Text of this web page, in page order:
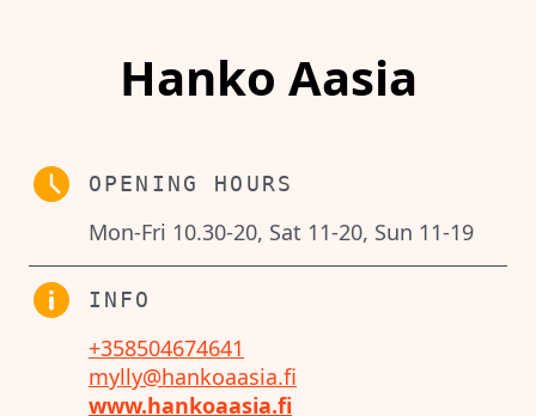
Hanko Aasia
OPENING HOURS
Mon-Fri 10.30-20, Sat 11-20, Sun 11-19
INFO
+358504674641
mylly@hankoaasia.fi
www.hankoaasia.fi